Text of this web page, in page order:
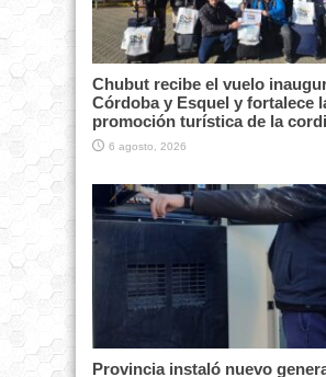
Chubut recibe el vuelo
Córdoba y Esquel y fortalece
promoción turística de la
6 agosto, 2026
Provincia instaló nuevo